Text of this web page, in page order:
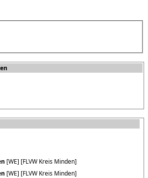
[WE] [FLVW Kreis Minden]
[WE] [FLVW Kreis Minden]